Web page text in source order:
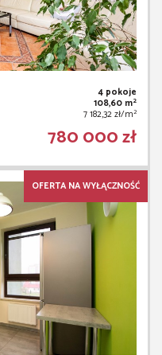
4 pokoje
108,60 m2
7 182,32 zł/m2
780 000 zł
OFERTA NA WYŁĄCZNOŚĆ